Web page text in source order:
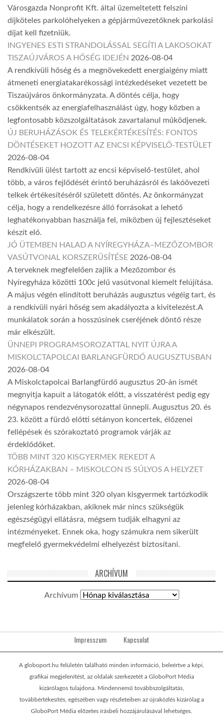
Városgazda Nonprofit Kft. által üzemeltetett felszíni
díjköteles parkolóhelyeken a gépjárművezetőknek parkolási
díjat kell fizetniük.
INGYENES ESTI STRANDOLÁSSAL SEGÍTI A LAKOSOKAT
TISZAÚJVÁROS A HŐSÉG IDEJÉN 2026-08-04
A rendkívüli hőség és a megnövekedett energiaigény miatt
átmeneti energiatakarékossági intézkedéseket vezetett be
Tiszaújváros önkormányzata. A döntés célja, hogy
csökkentsék az energiafelhasználást úgy, hogy közben a
legfontosabb közszolgáltatások zavartalanul működjenek.
ÚJ BERUHÁZÁSOK ÉS TELEKÉRTÉKESÍTÉS: FONTOS
DÖNTÉSEKET HOZOTT AZ ENCSI KÉPVISELŐ-TESTÜLET
2026-08-04
Rendkívüli ülést tartott az encsi képviselő-testület, ahol
több, a város fejlődését érintő beruházásról és lakóövezeti
telkek értékesítéséről született döntés. Az önkormányzat
célja, hogy a rendelkezésre álló forrásokat a lehető
leghatékonyabban használja fel, miközben új fejlesztéseket
készít elő.
JÓ ÜTEMBEN HALAD A NYÍREGYHÁZA–MEZŐZOMBOR
VASÚTVONAL KORSZERŰSÍTÉSE 2026-08-04
A terveknek megfelelően zajlik a Mezőzombor és
Nyíregyháza közötti 100c jelű vasútvonal kiemelt felújítása.
A május végén elindított beruházás augusztus végéig tart, és
a rendkívüli nyári hőség sem akadályozta a kivitelezést.A
munkálatok során a hosszúsínek cseréjének döntő része
már elkészült.
ÜNNEPI PROGRAMSOROZATTAL NYIT ÚJRA A
MISKOLCTAPOLCAI BARLANGFÜRDŐ AUGUSZTUSBAN
2026-08-04
A Miskolctapolcai Barlangfürdő augusztus 20-án ismét
megnyitja kapuit a látogatók előtt, a visszatérést pedig egy
négynapos rendezvénysorozattal ünnepli. Augusztus 20. és
23. között a fürdő előtti sétányon koncertek, élőzenei
fellépések és szórakoztató programok várják az
érdeklődőket.
TÖBB MINT 320 KISGYERMEK REKEDT A
KÓRHÁZAKBAN – MISKOLCON IS SÚLYOS A HELYZET
2026-08-04
Országszerte több mint 320 olyan kisgyermek tartózkodik
jelenleg kórházakban, akiknek már nincs szükségük
egészségügyi ellátásra, mégsem tudják elhagyni az
intézményeket. Ennek oka, hogy számukra nem sikerült
megfelelő gyermekvédelmi elhelyezést biztosítani.
ARCHÍVUM
Archívum
Impresszum Kapcsolat
A globoport.hu felületén található minden információ, beleértve a képi,
grafikai megjelenítést, az oldalak szerkezetét a GloboPort Média
kizárólagos tulajdona. Mindennemű továbbszolgáltatás,
továbbértékesítés, egészében vagy részleteiben az újraközlés kizárólag a
GloboPort Média előzetes írásbeli hozzájárulásával lehetséges.